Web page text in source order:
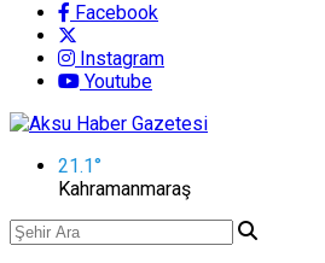
Facebook
Instagram
Youtube
21.1°
Kahramanmaraş